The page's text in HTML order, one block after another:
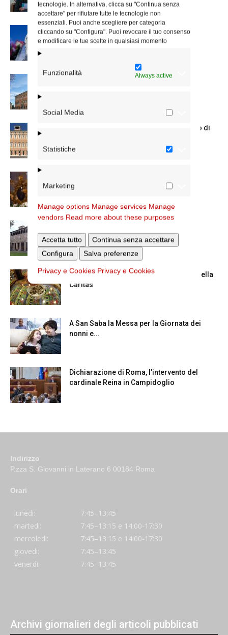
tecnologie. In alternativa, clicca su "Continua senza
accettare" per rifiutare tutte le tecnologie non
essenziali. Puoi anche scegliere per categoria
cliccando su "Configura". Puoi revocare il tuo consenso
e modificare le tue scelte in qualsiasi momento
Funzionalità Always active
Social Media
Statistiche
Marketing
Manage options Manage services Manage
vendors Read more about these purposes
Accetta tutto
Continua senza accettare
Configura
Salva preferenze
Privacy e Cookies Privacy e Cookies
Dal 28 al 31 agosto il pellegrinaggio
diocesano a Lourdes
Nuove nomine nella diocesi di Roma
Chiusura estiva degli Uffici del Vicariato di
Maggiore
anziani: l’omelia del cardinale...
Azzardo: a Termini il centro d’ascolto della
Caritas
A San Saba la Messa per la Giornata dei
nonni e...
Dichiarazione di Roma, l’intervento del
cardinale Reina in Campidoglio
Indirizzo
P.zza S. Giovanni in Laterano 6 00184 Roma
Orari
lunedi:
7:45–13:45
martedi:
7:45–13:15 e 14:00-17:30
mercoledi:
7:45–13:15 e 14:00-17:30
giovedi:
7:45–13:45
venerdi:
7:45–13:45
Archivi giornalieri degli articoli pubblicati